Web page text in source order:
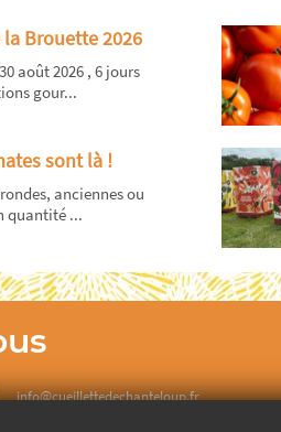
la Brouette 2026
août 2026 , 6 jours
gour...
sont là !
anciennes ou
quantité ...
info@cueillettedechanteloup.fr